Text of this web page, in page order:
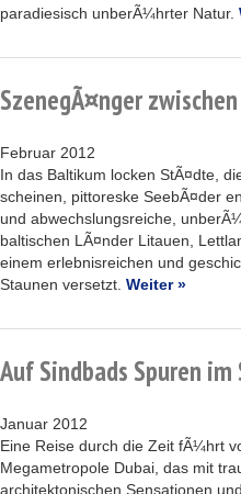
paradiesisch unberÃ¼hrter Natur.
SzenegÃ¤nger
Februar 2012
In das Baltikum locken StÃ¤dte,
scheinen, pittoreske SeebÃ¤der
und abwechslungsreiche,
baltischen LÃ¤nder Litauen,
einem erlebnisreichen und
Staunen versetzt. Weiter »
Auf Sindbads Spuren
Januar 2012
Eine Reise durch die Zeit fÃ¼hrt
Megametropole Dubai, das mit
architektonischen Sensationen